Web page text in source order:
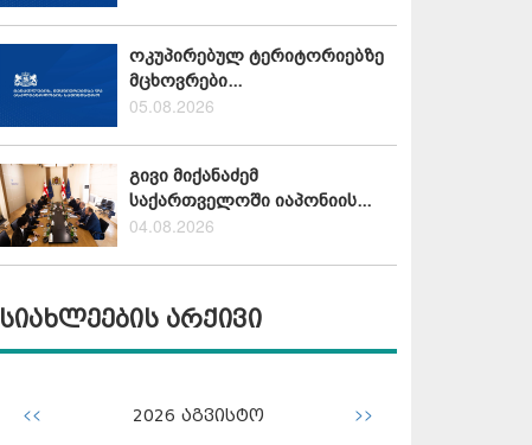
ოკუპირებულ ტერიტორიებზე
მცხოვრები...
05.08.2026
გივი მიქანაძემ
საქართველოში იაპონიის...
04.08.2026
სიახლეების არქივი
<< 2026 აგვისტო >>